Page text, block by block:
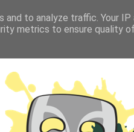
PARFÜM KULTÚRA
to analyze traffic. Your IP
metrics to ensure quality